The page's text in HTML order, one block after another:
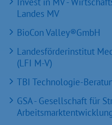
Landes MV
BioCon Valley®GmbH
Landesförderinstitut
(LFI M-V)
TBI Technologie-
GSA - Gesellschaft für